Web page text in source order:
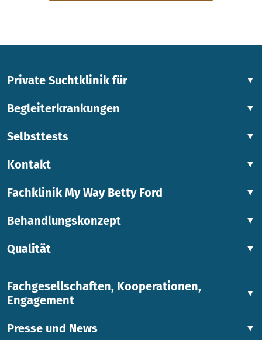
Private Suchtklinik für ▼
Begleiterkrankungen ▼
Selbsttests ▼
Kontakt ▼
Fachklinik My Way Betty Ford ▼
Behandlungskonzept ▼
Qualität ▼
Fachgesellschaften, Kooperationen,
Engagement
▼
Presse und News ▼